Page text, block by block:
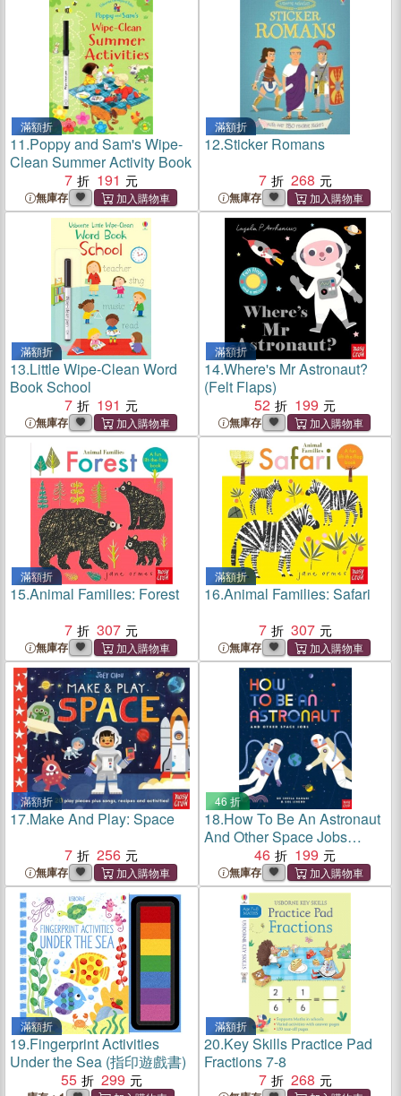
滿額折
11.Poppy and Sam's Wipe-
Clean Summer Activity Book
7
191
無庫存
滿額折
12.Sticker Romans
7
268
無庫存
滿額折
13.Little Wipe-Clean Word
Book School
7
191
無庫存
滿額折
14.Where's Mr Astronaut?
(Felt Flaps)
52
199
無庫存
滿額折
15.Animal Families: Forest
7
307
無庫存
滿額折
16.Animal Families: Safari
7
307
無庫存
滿額折
17.Make And Play: Space
7
256
無庫存
46 折
18.How To Be An Astronaut
And Other Space Jobs
(+Stickers)
46 199
無庫存
滿額折
19.Fingerprint Activities
Under the Sea (指印遊戲書)
55
299
滿額折
20.Key Skills Practice Pad
Fractions 7-8
7
268